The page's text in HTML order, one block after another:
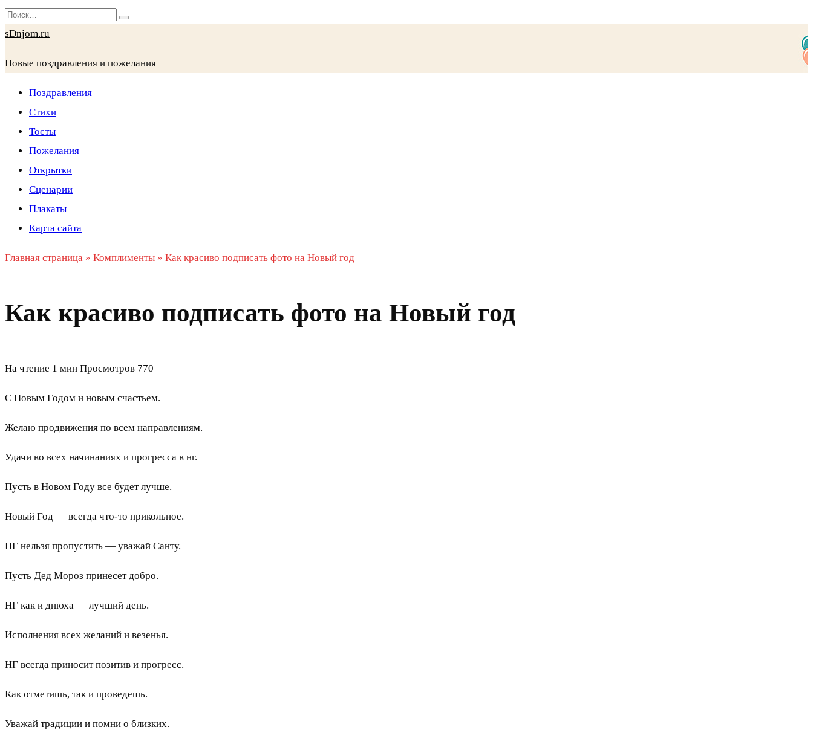
Перейти
к
Search
for:
sDnjom.ru
Новые поздравления и пожелания
Поздравления
Стихи
Тосты
Пожелания
Открытки
Сценарии
Плакаты
Карта сайта
Главная страница » Комплименты » Как красиво подписать фото на Новый год
Как красиво подписать фото на Новый год
На чтение 1 мин Просмотров 770
С Новым Годом и новым счастьем.
Желаю продвижения по всем направлениям.
Удачи во всех начинаниях и прогресса в нг.
Пусть в Новом Году все будет лучше.
Новый Год — всегда что-то прикольное.
НГ нельзя пропустить — уважай Санту.
Пусть Дед Мороз принесет добро.
НГ как и днюха — лучший день.
Исполнения всех желаний и везенья.
НГ всегда приносит позитив и прогресс.
Как отметишь, так и проведешь.
Уважай традиции и помни о близких.